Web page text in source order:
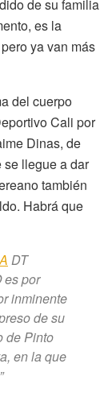
de su familia
es la
ya van más
del cuerpo
Cali por
Dinas, de
se llegue a dar
también
Habrá que
DT
es por
inminente
de su
de Pinto
en la que